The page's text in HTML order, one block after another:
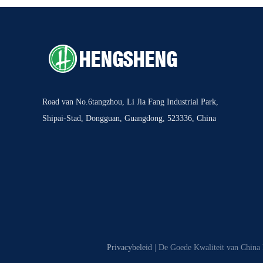
Road van No.6tangzhou, Li Jia Fang Industrial Park,
Shipai-Stad, Dongguan, Guangdong, 523336, China
Privacybeleid| De Goede Kwaliteit van China